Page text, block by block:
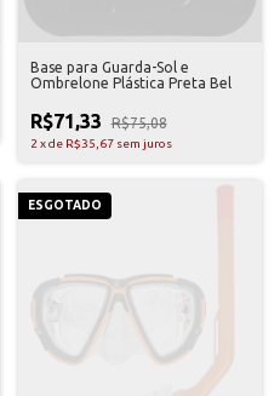
Base para Guarda-Sol e
Ombrelone Plástica Preta Bel
R$71,33 R$75,08
2 xde R$35,67 sem juros
ESGOTADO